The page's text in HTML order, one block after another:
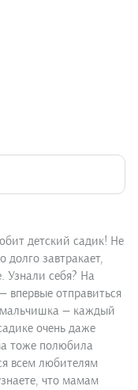
детский садик! Не
долго завтракает,
Узнали себя? На
отправиться
— каждый
очень даже
тоже полюбила
всем любителям
что мамам